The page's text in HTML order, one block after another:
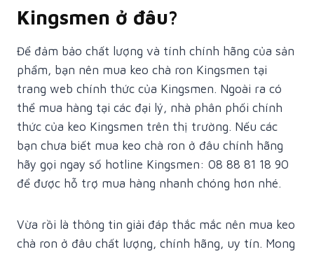
Kingsmen ở đâu?
Để đảm bảo chất lượng và tính chính hãng của sản
phẩm, bạn nên mua keo chà ron Kingsmen tại
trang web chính thức của Kingsmen. Ngoài ra có
thể mua hàng tại các đại lý, nhà phân phối chính
thức của keo Kingsmen trên thị trường. Nếu các
bạn chưa biết mua keo chà ron ở đâu chính hãng
hãy gọi ngay số hotline Kingsmen: 08 88 81 18 90
để được hỗ trợ mua hàng nhanh chóng hơn nhé.
Vừa rồi là thông tin giải đáp thắc mắc nên mua keo
chà ron ở đâu chất lượng, chính hãng, uy tín. Mong